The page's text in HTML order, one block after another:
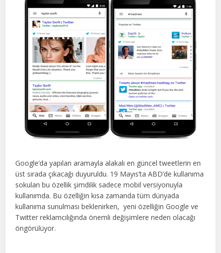
Google’da yapılan aramayla alakalı en güncel tweetlerin en
üst sırada çıkacağı duyuruldu. 19 Mayıs’ta ABD’de kullanıma
sokulan bu özellik şimdilik sadece mobil versiyonuyla
kullanımda. Bu özelliğin kısa zamanda tüm dünyada
kullanıma sunulması beklenirken, yeni özelliğin Google ve
Twitter reklamcılığında önemli değişimlere neden olacağı
öngörülüyor.